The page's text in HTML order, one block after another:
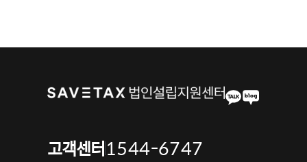
고객센터1544-6747